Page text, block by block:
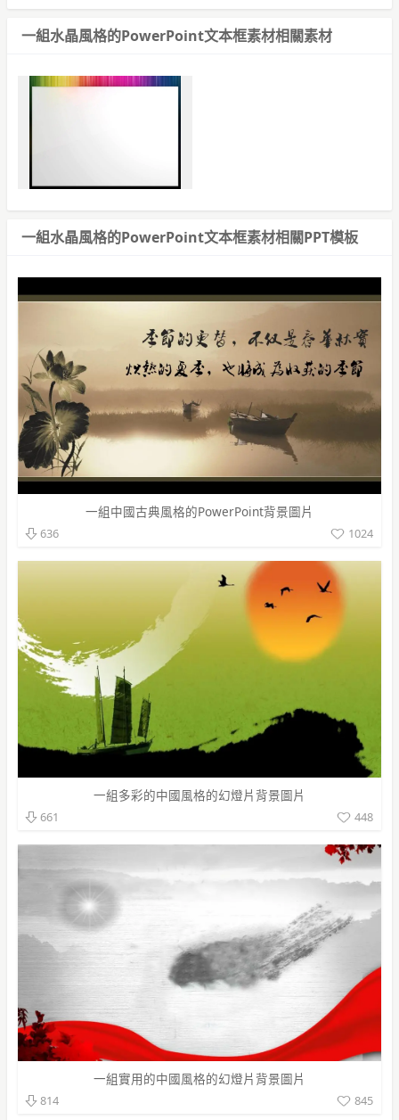
一組水晶風格的PowerPoint文本框素材相關素材
一組水晶風格的PowerPoint文本框素材相關PPT模板
一組中國古典風格的PowerPoint背景圖片
636 1024
一組多彩的中國風格的幻燈片背景圖片
661 448
一組實用的中國風格的幻燈片背景圖片
814 845